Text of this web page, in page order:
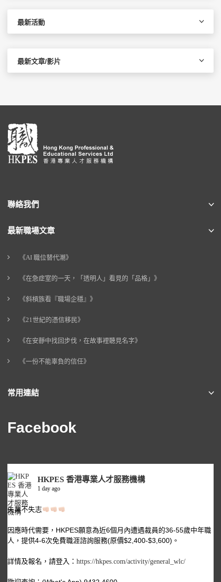
最新活動
最新文章/影片
聯絡我們
最新職場文章
《AI 職位替代潮》
《在急症室的一天，「透明人」看見的「品格」》
《斜槓族看『職場企穩』》
《21世紀的憑信移民》
《在安靜中找回步伐，在故事裡聽見名字》
《一份不能辜負的信任》
常用連結
Facebook
HKPES 香港專業人才服務機構
1 day ago
失業不失志
因應時代需要，HKPES願意為近6個月內遭遇裁員的36-55歲中年職
人，提供4-6次免費職涯諮詢服務(原價$2,400-$3,600)。
詳情及報名，請登入： https://hkpes.com/activity/general_wlc/